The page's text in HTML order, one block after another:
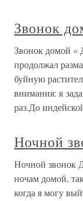
Звонок
Звонок домой «
продолжал
буйную
внимания: я
раз.До
Ночной
Ночной звонок
ночам домой,
когда я могу